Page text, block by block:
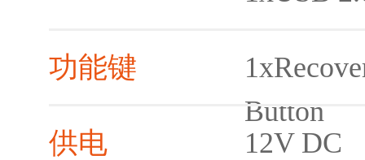
功能键
Button
供电
12V DC